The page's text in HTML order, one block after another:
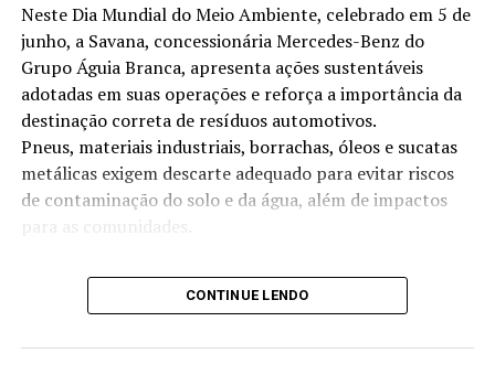
Neste Dia Mundial do Meio Ambiente, celebrado em 5 de
junho, a Savana, concessionária Mercedes-Benz do
Grupo Águia Branca, apresenta ações sustentáveis
adotadas em suas operações e reforça a importância da
destinação correta de resíduos automotivos.
Pneus, materiais industriais, borrachas, óleos e sucatas
metálicas exigem descarte adequado para evitar riscos
de contaminação do solo e da água, além de impactos
para as comunidades.
A Savana, por meio das suas 14 filiais, desenvolve
anualmente iniciativas voltadas à redução no consumo
energética e projetos sociais. As práticas adotadas
CONTINUE LENDO